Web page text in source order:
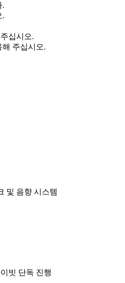
.
.
십시오.
주십시오.
및 음향 시스템
빗 단독 진행